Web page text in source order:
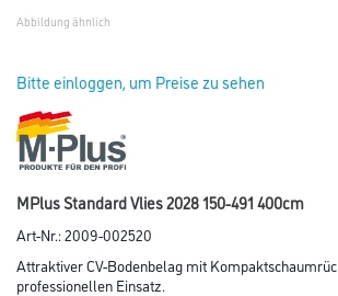
Abbildung ähnlich
Bitte einloggen, um Preise zu sehen
MPlus Standard Vlies 2028 150-491 400cm
Art-Nr.:2009-002520
Attraktiver CV-Bodenbelag mit
professionellen Einsatz.